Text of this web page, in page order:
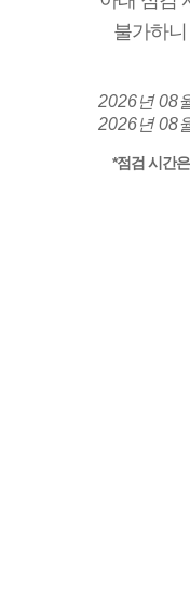
불가하
2026년 08
2026년 08
*점검 시간